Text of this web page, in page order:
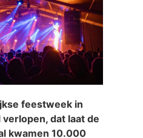
feestweek in
dat laat de
kwamen 10.000